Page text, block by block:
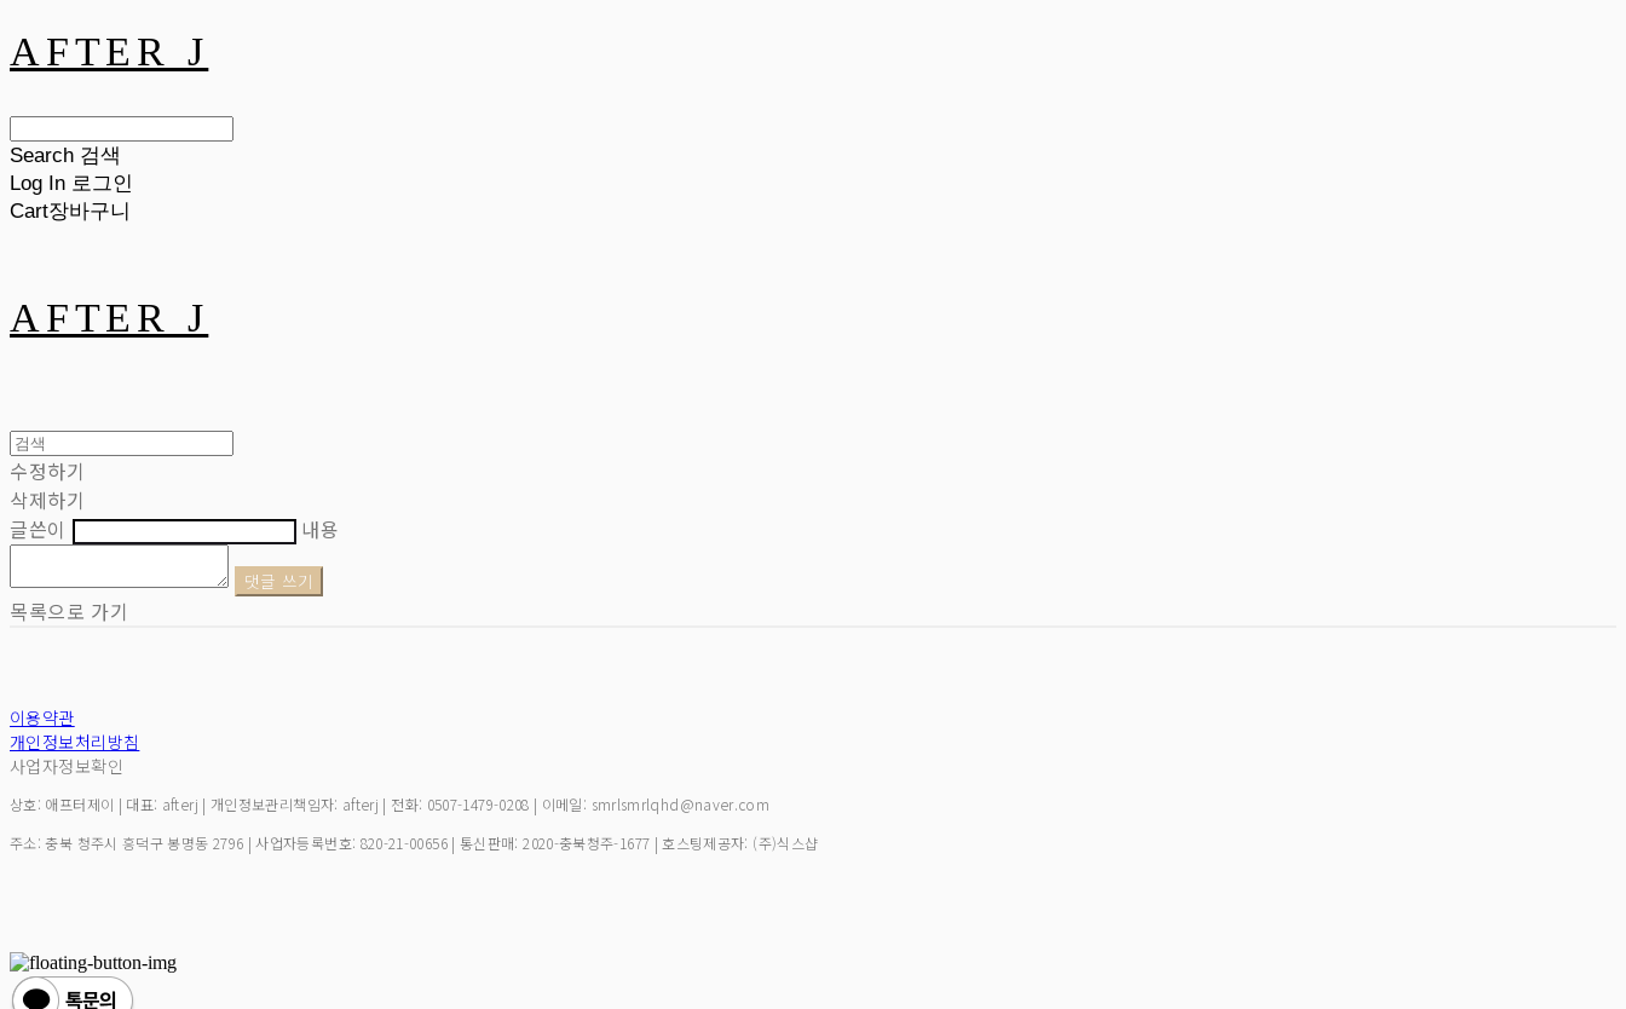
AFTER J
Search 검색
Log In 로그인
Cart장바구니
AFTER J
수정하기
삭제하기
글쓴이
내용
댓글 쓰기
목록으로 가기
이용약관
개인정보처리방침
사업자정보확인
상호: 애프터제이 | 대표: afterj | 개인정보관리책임자: afterj | 전화: 0507-1479-0208 | 이메일: smrlsmrlqhd@naver.com
주소: 충북 청주시 흥덕구 봉명동 2796 | 사업자등록번호: 820-21-00656| 통신판매:2020-충북청주-1677 | 호스팅제공자: (주)식스샵